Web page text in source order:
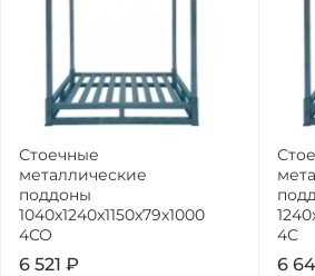
Стоечные
металлические
поддоны
1040x1240x1150x79x1000
4СО
6 521 ₽
4С
6